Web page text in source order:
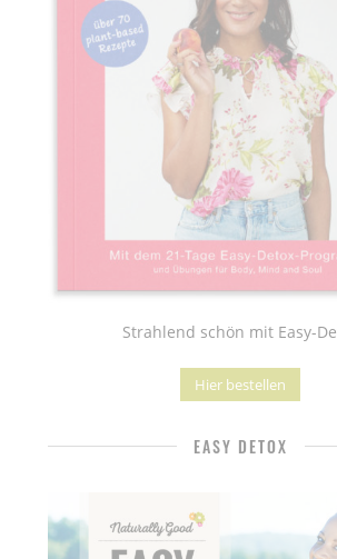
Strahlend schön mit Easy-
Hier bestellen
EASY DETOX